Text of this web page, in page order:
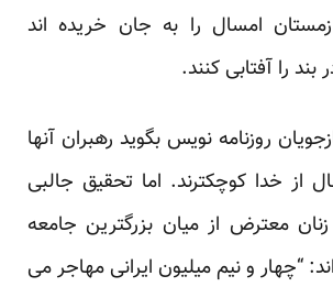
امسال را به جان خریده اند
بند را آفتابی کنند.
روزنامه نویس بگوید رهبران آنها
از خدا کوچکترند. اما تحقیق جالبی
معترض از میان بزرگترین جامعه
“چهار و نیم میلیون ایرانی مهاجر می